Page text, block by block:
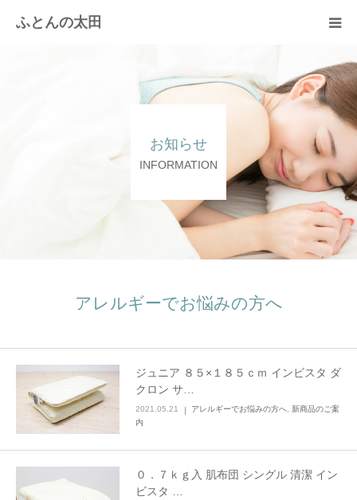
ふとんの太田
お知らせ
INFORMATION
アレルギーでお悩みの方へ
ジュニア ８５×１８５ｃｍ インビスタ ダ
クロン サ…
2021.05.21 アレルギーでお悩みの方へ 新商品のご案
内
０．７ｋｇ入 肌布団 シングル 清潔 イン
ビスタ …